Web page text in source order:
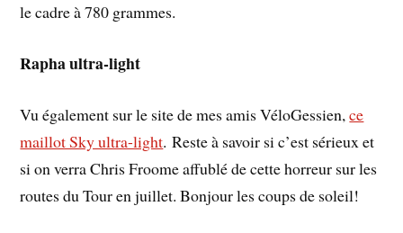
le cadre à 780 grammes.
Rapha ultra-light
Vu également sur le site de mes amis VéloGessien,ce
maillot Sky ultra-light. Reste à savoir si c’est sérieux et
si on verra Chris Froome affublé de cette horreur sur les
routes du Tour en juillet. Bonjour les coups de soleil!